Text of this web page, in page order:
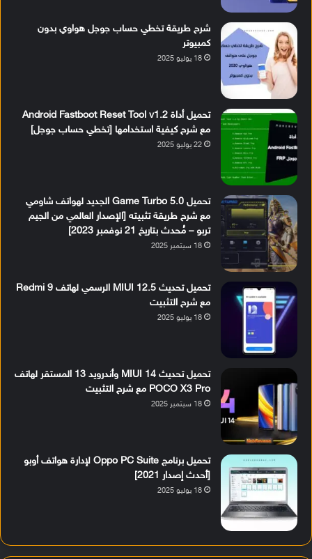
شرح طريقة تخطي حساب جوجل هواوي بدون
كمبيوتر
18 يوليو 2025
تحميل أداة Android Fastboot Reset Tool v1.2
مع شرح كيفية استخدامها [تخطي حساب جوجل]
22 يوليو 2025
تحميل Game Turbo 5.0 الجديد لهواتف شاومي
مع شرح طريقة تثبيته [الإصدار العالمي من الجيم
تربو – مُحدث بتاريخ 21 نوفمبر 2023]
18 سبتمبر 2025
تحميل تحديث MIUI 12.5 الرسمي لهاتف Redmi 9
مع شرح التثبيت
18 يوليو 2025
تحميل تحديث MIUI 14 وأندرويد 13 المستقر لهاتف
POCO X3 Pro مع شرح التثبيت
18 سبتمبر 2025
تحميل برنامج Oppo PC Suite لإدارة هواتف أوبو
[أحدث إصدار 2021]
18 يوليو 2025